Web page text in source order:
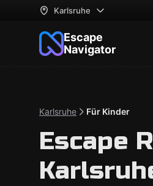
Karlsruhe
Escape
Navigator
Karlsruhe Für Kinder
Escape